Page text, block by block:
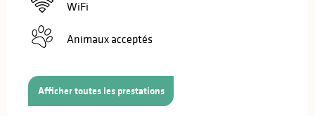
WiFi
Animaux acceptés
Afficher toutes les prestations